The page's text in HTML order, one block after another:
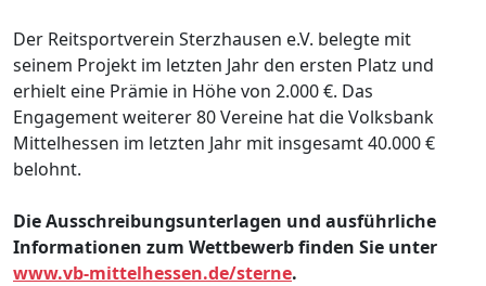
Der Reitsportverein Sterzhausen e.V. belegte mit
seinem Projekt im letzten Jahr den ersten Platz und
erhielt eine Prämie in Höhe von 2.000 €. Das
Engagement weiterer 80 Vereine hat die Volksbank
Mittelhessen im letzten Jahr mit insgesamt 40.000 €
belohnt.
Die Ausschreibungsunterlagen und ausführliche
Informationen zum Wettbewerb finden Sie unter
www.vb-mittelhessen.de/sterne.